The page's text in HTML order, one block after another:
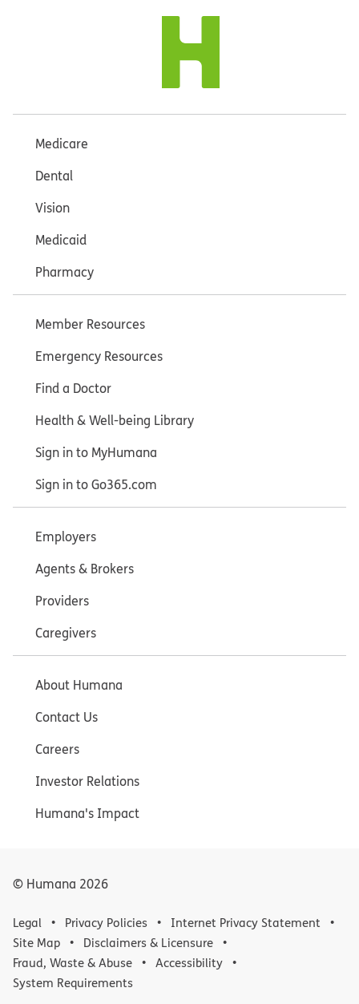
Medicare
Dental
Vision
Medicaid
Pharmacy
Member Resources
Emergency Resources
Find a Doctor
Health & Well-being Library
Sign in to MyHumana
Sign in to Go365.com
Employers
Agents & Brokers
Providers
Caregivers
About Humana
Contact Us
Careers
Investor Relations
Humana's Impact
© Humana 2026
Legal Privacy Policies
Internet Privacy Statement
Site Map
Disclaimers & Licensure
Fraud, Waste & Abuse
Accessibility
System Requirements